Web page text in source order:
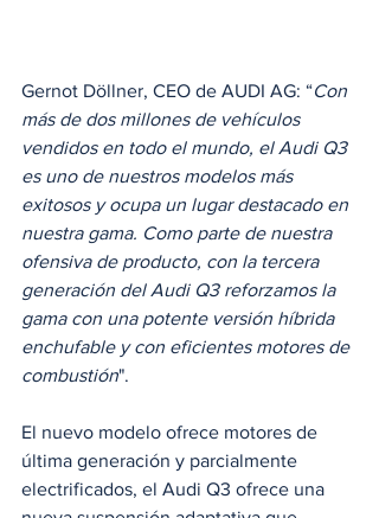
Gernot Döllner, CEO de AUDI AG: “Con
más de dos millones de vehículos
vendidos en todo el mundo, el Audi Q3
es uno de nuestros modelos más
exitosos y ocupa un lugar destacado en
nuestra gama. Como parte de nuestra
ofensiva de producto, con la tercera
generación del Audi Q3 reforzamos la
gama con una potente versión híbrida
enchufable y con eficientes motores de
combustión".
El nuevo modelo ofrece motores de
última generación y parcialmente
electrificados, el Audi Q3 ofrece una